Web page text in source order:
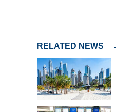
RELATED NEWS